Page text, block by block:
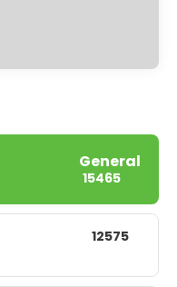
General
15465
12575